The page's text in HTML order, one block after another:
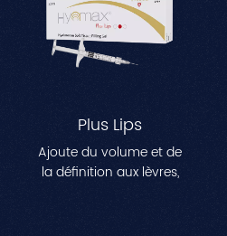
Plus Lips
Ajoute du volume et de
la définition aux lèvres,